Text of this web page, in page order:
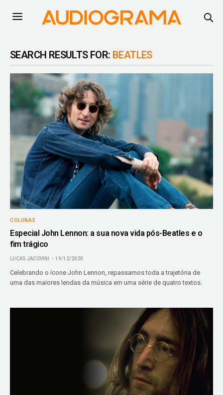
SEARCH RESULTS FOR: BEATLES
COLUNAS
Especial John Lennon: a sua nova vida pós-Beatles e o
fim trágico
LUCAS JACOVINI 19/12/2020
Celebrando o ícone John Lennon, repassamos toda a trajetória de
uma das maiores lendas da música em uma série de quatro textos.